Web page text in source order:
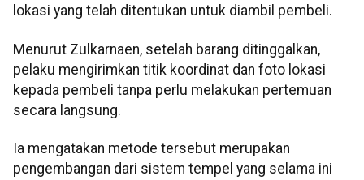
lokasi yang telah ditentukan untuk diambil pembeli.
Menurut Zulkarnaen, setelah barang ditinggalkan,
pelaku mengirimkan titik koordinat dan foto lokasi
kepada pembeli tanpa perlu melakukan pertemuan
secara langsung.
Ia mengatakan metode tersebut merupakan
pengembangan dari sistem tempel yang selama ini